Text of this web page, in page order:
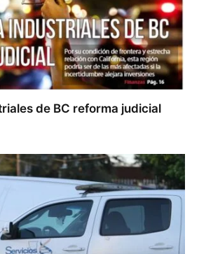
de BC reforma judicial